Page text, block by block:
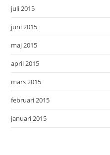
juli 2015
juni 2015
maj 2015
april 2015
mars 2015
februari 2015
januari 2015